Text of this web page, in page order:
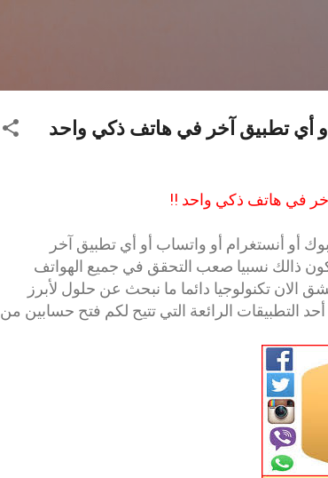
أي تطبيق آخر في هاتف ذكي واحد
في هاتف ذكي واحد !!
أو أنستغرام أو واتساب أو أي تطبيق آخر
ذالك نسبيا صعب التحقق في جميع الهواتف
الان تكنولوجيا دائما ما نبحث عن حلول لأبرز
التطبيقات الرائعة التي تتيح لكم فتح حسابين من